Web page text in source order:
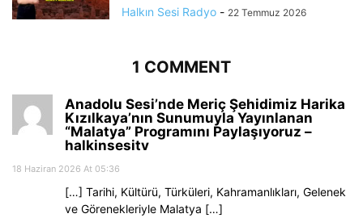
Halkın Sesi Radyo - 22 Temmuz 2026
1 COMMENT
Anadolu Sesi’nde Meriç Şehidimiz Harika
Kızılkaya’nın Sunumuyla Yayınlanan
“Malatya” Programını Paylaşıyoruz –
halkinsesitv
18 Haziran 2026 At 05:36
[…] Tarihi, Kültürü, Türküleri, Kahramanlıkları, Gelenek
ve Görenekleriyle Malatya […]